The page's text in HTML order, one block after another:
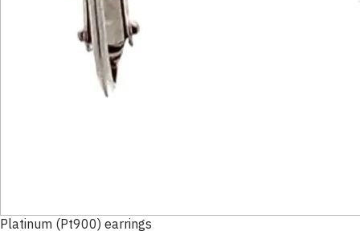
Platinum (Pt900) earrings